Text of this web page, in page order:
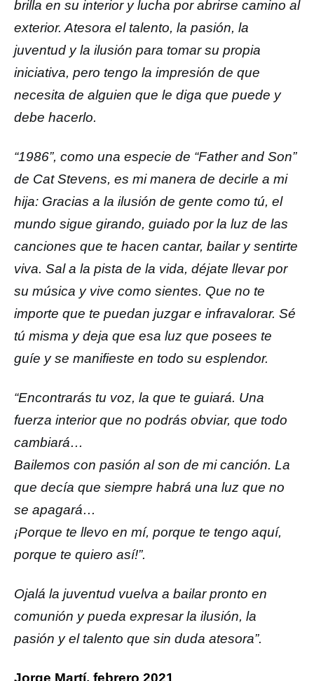
brilla en su interior y lucha por abrirse camino al
exterior. Atesora el talento, la pasión, la
juventud y la ilusión para tomar su propia
iniciativa, pero tengo la impresión de que
necesita de alguien que le diga que puede y
debe hacerlo.
“1986”, como una especie de “Father and Son”
de Cat Stevens, es mi manera de decirle a mi
hija: Gracias a la ilusión de gente como tú, el
mundo sigue girando, guiado por la luz de las
canciones que te hacen cantar, bailar y sentirte
viva. Sal a la pista de la vida, déjate llevar por
su música y vive como sientes. Que no te
importe que te puedan juzgar e infravalorar. Sé
tú misma y deja que esa luz que posees te
guíe y se manifieste en todo su esplendor.
“Encontrarás tu voz, la que te guiará. Una
fuerza interior que no podrás obviar, que todo
cambiará…
Bailemos con pasión al son de mi canción. La
que decía que siempre habrá una luz que no
se apagará…
¡Porque te llevo en mí, porque te tengo aquí,
porque te quiero así!”.
Ojalá la juventud vuelva a bailar pronto en
comunión y pueda expresar la ilusión, la
pasión y el talento que sin duda atesora”.
Jorge Martí, febrero 2021